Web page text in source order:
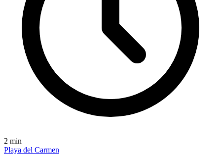
2 min
Playa del Carmen